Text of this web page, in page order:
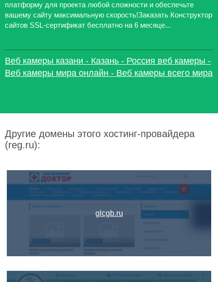
платформу для проекта любой сложности и обеспечьте
вашему сайту максимальную скорость!Заказать Конструктор
сайтов SSL-сертификат бесплатно на 6 месяце...
Веб камеры казани - Казань - Россия веб камеры -
Веб камеры мира онлайн - Веб камеры всего мира
Другие домены этого хостинг-провайдера
(reg.ru):
glcgb.ru